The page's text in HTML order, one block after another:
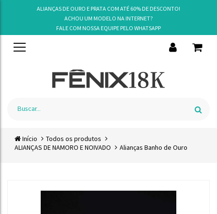
ALIANÇAS DE OURO E PRATA COM ATÉ 60% DE DESCONTO!
ACHOU UM MODELO NA INTERNET?
FALE COM NOSSA EQUIPE PELO WHATSAPP
Início
Todos os produtos
ALIANÇAS DE NAMORO E NOIVADO
Alianças Banho de Ouro